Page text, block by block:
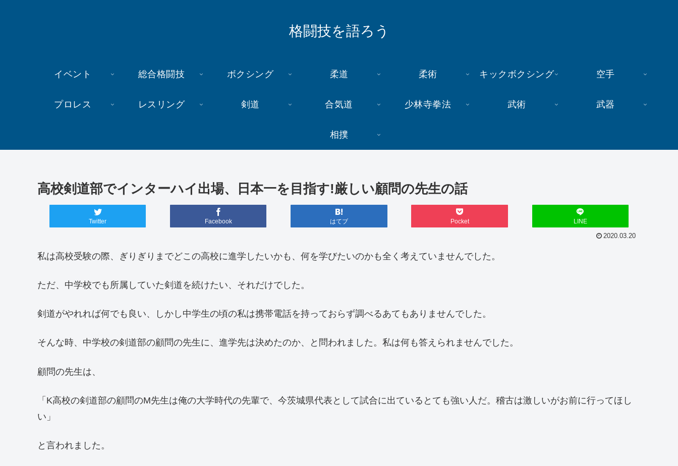
格闘技を語ろう
イベント 総合格闘技 ボクシング 柔道 柔術 キックボクシング 空手
プロレス レスリング 剣道 合気道 少林寺拳法 武術 武器
相撲
高校剣道部でインターハイ出場、日本一を目指す!厳しい顧問の先生の話
Twitter Facebook はてブ Pocket LINE
2020.03.20
私は高校受験の際、ぎりぎりまでどこの高校に進学したいかも、何を学びたいのかも全く考えていませんでした。
ただ、中学校でも所属していた剣道を続けたい、それだけでした。
剣道がやれれば何でも良い、しかし中学生の頃の私は携帯電話を持っておらず調べるあてもありませんでした。
そんな時、中学校の剣道部の顧問の先生に、進学先は決めたのか、と問われました。私は何も答えられませんでした。
顧問の先生は、
「K高校の剣道部の顧問のM先生は俺の大学時代の先輩で、今茨城県代表として試合に出ているとても強い人だ。稽古は激しいがお前に行ってほし
い」
と言われました。